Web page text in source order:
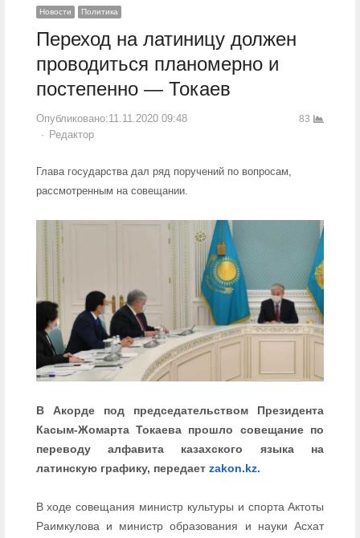
Новости Политика
Переход на латиницу должен
проводиться планомерно и
постепенно — Токаев
Опубликовано:11.11.2020 09:48
Author
Редактор
83
Глава государства дал ряд поручений по вопросам,
рассмотренным на совещании.
В Акорде под председательством Президента
Касым-Жомарта Токаева прошло совещание по
переводу алфавита казахского языка на
латинскую графику, передает zakon.kz.
В ходе совещания министр культуры и спорта Актоты
Раимкулова и министр образования и науки Асхат